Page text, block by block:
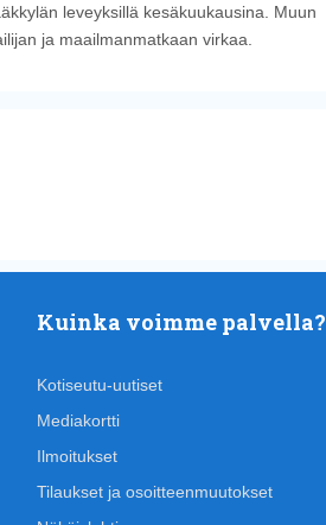
leveyksillä kesäkuukausina. Muun
ja maailmanmatkaan virkaa.
Kuinka voimme palvella?
Kotiseutu-uutiset
Mediakortti
Ilmoitukset
Tilaukset ja osoitteenmuutokset